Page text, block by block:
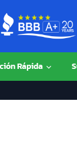
Rápida